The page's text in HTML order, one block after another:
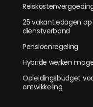
25 vakantiedagen
dienstverband
Pensioenregeling
Hybride werken
Opleidingsbudget
ontwikkeling